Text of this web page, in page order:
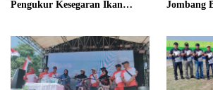
Pengukur Kesegaran Ikan
Jombang